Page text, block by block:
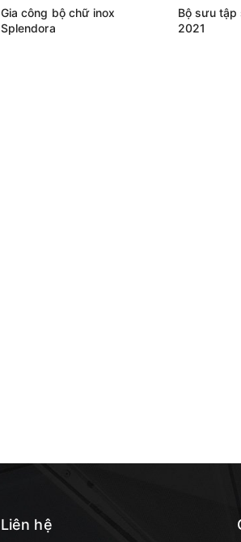
Gia công bộ chữ inox
Splendora
Bộ sưu tập
2021
Liên hệ